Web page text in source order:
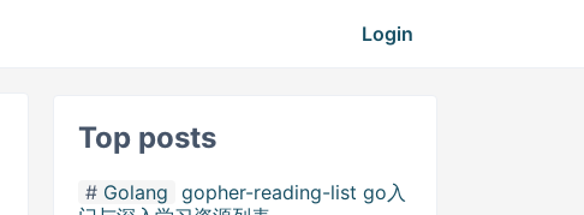
Login
Top posts
Golang gopher-reading-list go入